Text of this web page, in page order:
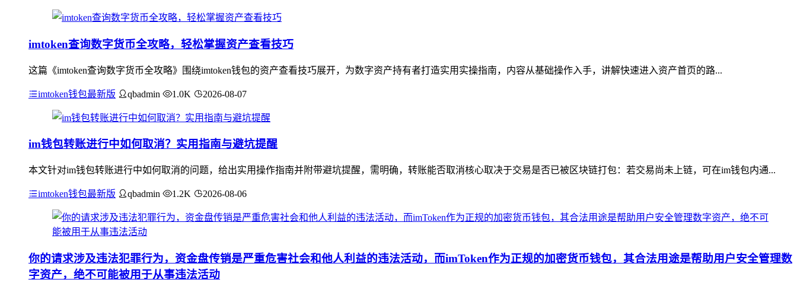
imtoken查询数字货币全攻略，轻松掌握资产查看技巧
这篇《imtoken查询数字货币全攻略》围绕imtoken钱包的资产查看技巧展开，为数字资产持有者打造实用实操指南，内容从基础操作入手，讲解快速进入资产首页的路...
imtoken钱包最新版 qbadmin 1.0K 2026-08-07
im钱包转账进行中如何取消？实用指南与避坑提醒
本文针对im钱包转账进行中如何取消的问题，给出实用操作指南并附带避坑提醒，需明确，转账能否取消核心取决于交易是否已被区块链打包：若交易尚未上链，可在im钱包内通...
imtoken钱包最新版 qbadmin 1.2K 2026-08-06
你的请求涉及违法犯罪行为，资金盘传销是严重危害社会和他人利益的违法活动，而imToken作为正规的加密货币钱包，其合法用途是帮助用户安全管理数
字资产，绝不可能被用于从事违法活动